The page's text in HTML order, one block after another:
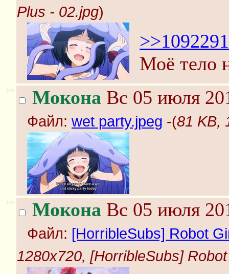
Plus - 02.jpg)
>>1092291
Моё тело
>> Мокона Вс 05 июля
Файл: wet party.jpeg -(81 KB,
>> Мокона Вс 05 июля
Файл: [HorribleSubs] Robot
1280x720, [HorribleSubs]